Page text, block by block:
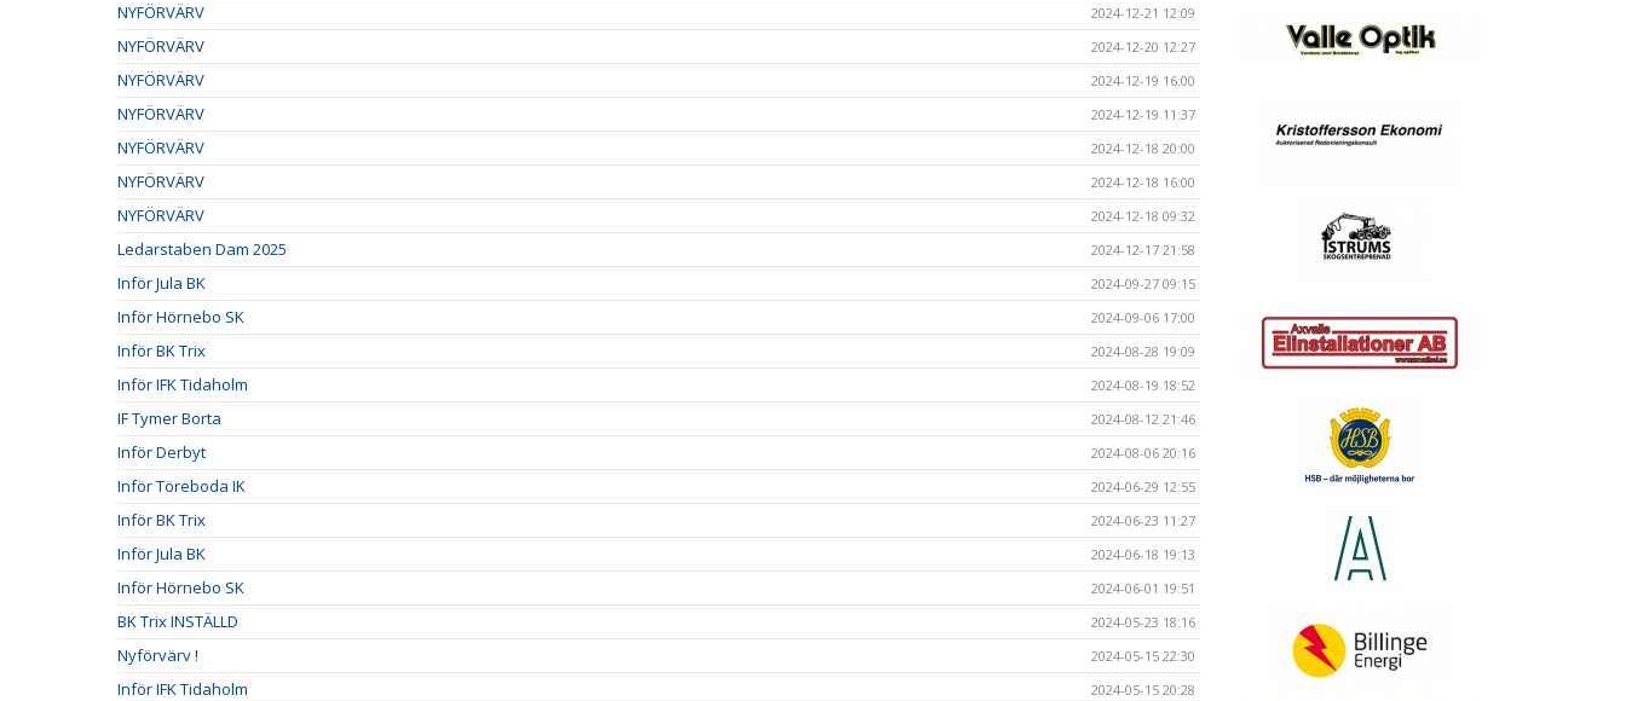
NYFÖRVÄRV 2024-12-21 12:09
NYFÖRVÄRV 2024-12-20 12:27
NYFÖRVÄRV 2024-12-19 16:00
NYFÖRVÄRV 2024-12-19 11:37
NYFÖRVÄRV 2024-12-18 20:00
NYFÖRVÄRV 2024-12-18 16:00
NYFÖRVÄRV 2024-12-18 09:32
Ledarstaben Dam 2025 2024-12-17 21:58
Inför Jula BK 2024-09-27 09:15
Inför Hörnebo SK 2024-09-06 17:00
Inför BK Trix 2024-08-28 19:09
Inför IFK Tidaholm 2024-08-19 18:52
IF Tymer Borta 2024-08-12 21:46
Inför Derbyt 2024-08-06 20:16
Inför Töreboda IK 2024-06-29 12:55
Inför BK Trix 2024-06-23 11:27
Inför Jula BK 2024-06-18 19:13
Inför Hörnebo SK 2024-06-01 19:51
BK Trix INSTÄLLD 2024-05-23 18:16
Nyförvärv ! 2024-05-15 22:30
Inför IFK Tidaholm 2024-05-15 20:28